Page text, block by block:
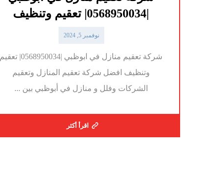
نوفمبر 5, 2024
شركة تعقيم منازل في ابوظبي |0568950034| تعقيم
وتنظيف افضل شركة تعقيم المنازل وتعقيم
الشركات وفلل و منازل في أبوظبي بين ...
اقرأ أكثر